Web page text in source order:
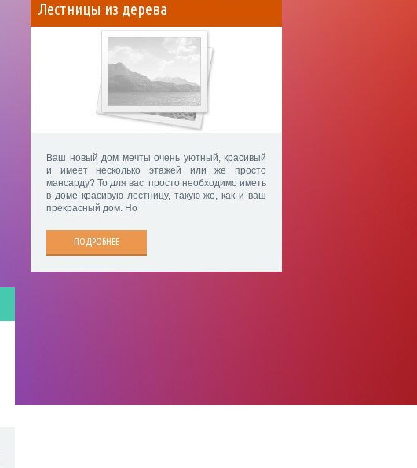
Лестницы из дерева
Ваш новый дом мечты очень уютный, красивый
и имеет несколько этажей или же просто
мансарду? То для вас просто необходимо иметь
в доме красивую лестницу, такую же, как и ваш
прекрасный дом. Но
ПОДРОБНЕЕ